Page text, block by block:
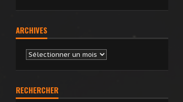
ARCHIVES
Archives
RECHERCHER